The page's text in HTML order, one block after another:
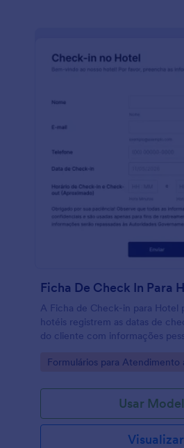
Ficha De Check In Para
A Ficha de Check-in para Hotel
hotéis registrem as datas de
do cliente com informações
Go to Category:
Formulários para Atendimento
Usar
Visualizar